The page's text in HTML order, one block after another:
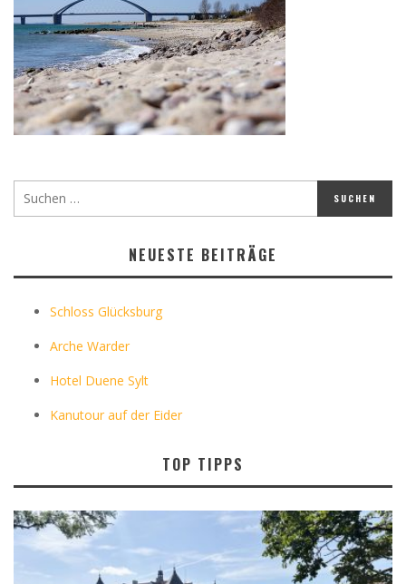
NEUESTE BEITRÄGE
Schloss Glücksburg
Arche Warder
Hotel Duene Sylt
Kanutour auf der Eider
TOP TIPPS